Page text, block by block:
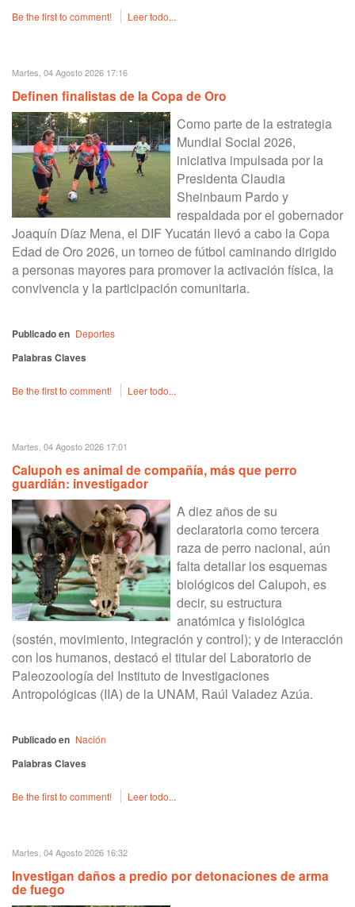
Be the first to comment! Leer todo...
Martes, 04 Agosto 2026 17:16
Definen finalistas de la Copa de Oro
Como parte de la estrategia
Mundial Social 2026,
iniciativa impulsada por la
Presidenta Claudia
Sheinbaum Pardo y
respaldada por el gobernador
Joaquín Díaz Mena, el DIF Yucatán llevó a cabo la Copa
Edad de Oro 2026, un torneo de fútbol caminando dirigido
a personas mayores para promover la activación física, la
convivencia y la participación comunitaria.
Publicado en Deportes
Palabras Claves
Be the first to comment! Leer todo...
Martes, 04 Agosto 2026 17:01
Calupoh es animal de compañía, más que perro
guardián: investigador
A diez años de su
declaratoria como tercera
raza de perro nacional, aún
falta detallar los esquemas
biológicos del Calupoh, es
decir, su estructura
anatómica y fisiológica
(sostén, movimiento, integración y control); y de interacción
con los humanos, destacó el titular del Laboratorio de
Paleozoología del Instituto de Investigaciones
Antropológicas (IIA) de la UNAM, Raúl Valadez Azúa.
Publicado en Nación
Palabras Claves
Be the first to comment! Leer todo...
Martes, 04 Agosto 2026 16:32
Investigan daños a predio por detonaciones de arma
de fuego